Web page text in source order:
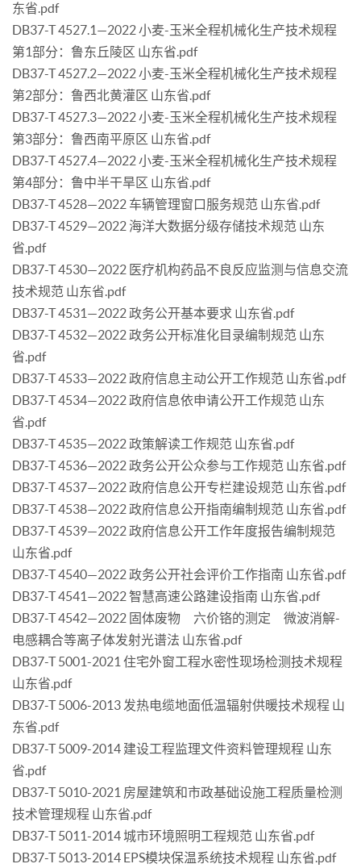
东省.pdf
DB37-T 4527.1—2022 小麦-玉米全程机械化生产技术规程
第1部分：鲁东丘陵区 山东省.pdf
DB37-T 4527.2—2022 小麦-玉米全程机械化生产技术规程
第2部分：鲁西北黄灌区 山东省.pdf
DB37-T 4527.3—2022 小麦-玉米全程机械化生产技术规程
第3部分：鲁西南平原区 山东省.pdf
DB37-T 4527.4—2022 小麦-玉米全程机械化生产技术规程
第4部分：鲁中半干旱区 山东省.pdf
DB37-T 4528—2022 车辆管理窗口服务规范 山东省.pdf
DB37-T 4529—2022 海洋大数据分级存储技术规范 山东
省.pdf
DB37-T 4530—2022 医疗机构药品不良反应监测与信息交流
技术规范 山东省.pdf
DB37-T 4531—2022 政务公开基本要求 山东省.pdf
DB37-T 4532—2022 政务公开标准化目录编制规范 山东
省.pdf
DB37-T 4533—2022 政府信息主动公开工作规范 山东省.pdf
DB37-T 4534—2022 政府信息依申请公开工作规范 山东
省.pdf
DB37-T 4535—2022 政策解读工作规范 山东省.pdf
DB37-T 4536—2022 政务公开公众参与工作规范 山东省.pdf
DB37-T 4537—2022 政府信息公开专栏建设规范 山东省.pdf
DB37-T 4538—2022 政府信息公开指南编制规范 山东省.pdf
DB37-T 4539—2022 政府信息公开工作年度报告编制规范
山东省.pdf
DB37-T 4540—2022 政务公开社会评价工作指南 山东省.pdf
DB37-T 4541—2022 智慧高速公路建设指南 山东省.pdf
DB37-T 4542—2022 固体废物 六价铬的测定 微波消解-
电感耦合等离子体发射光谱法 山东省.pdf
DB37-T 5001-2021 住宅外窗工程水密性现场检测技术规程
山东省.pdf
DB37-T 5006-2013 发热电缆地面低温辐射供暖技术规程 山
东省.pdf
DB37-T 5009-2014 建设工程监理文件资料管理规程 山东
省.pdf
DB37-T 5010-2021 房屋建筑和市政基础设施工程质量检测
技术管理规程 山东省.pdf
DB37-T 5011-2014 城市环境照明工程规范 山东省.pdf
DB37-T 5013-2014 EPS模块保温系统技术规程 山东省.pdf